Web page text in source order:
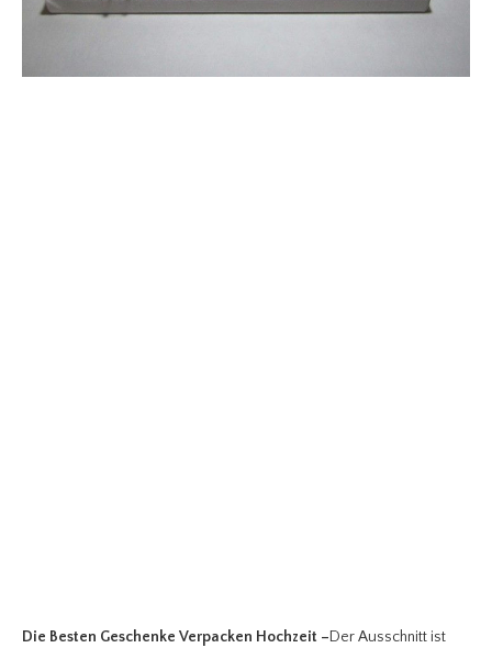
Die Besten Geschenke Verpacken Hochzeit –Der Ausschnitt ist